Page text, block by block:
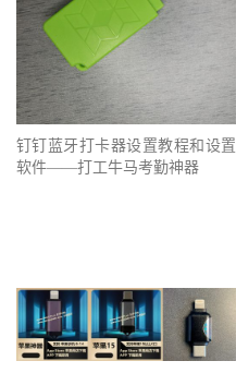
钉钉蓝牙打卡器设置教程和设置
软件——打工牛马考勤神器